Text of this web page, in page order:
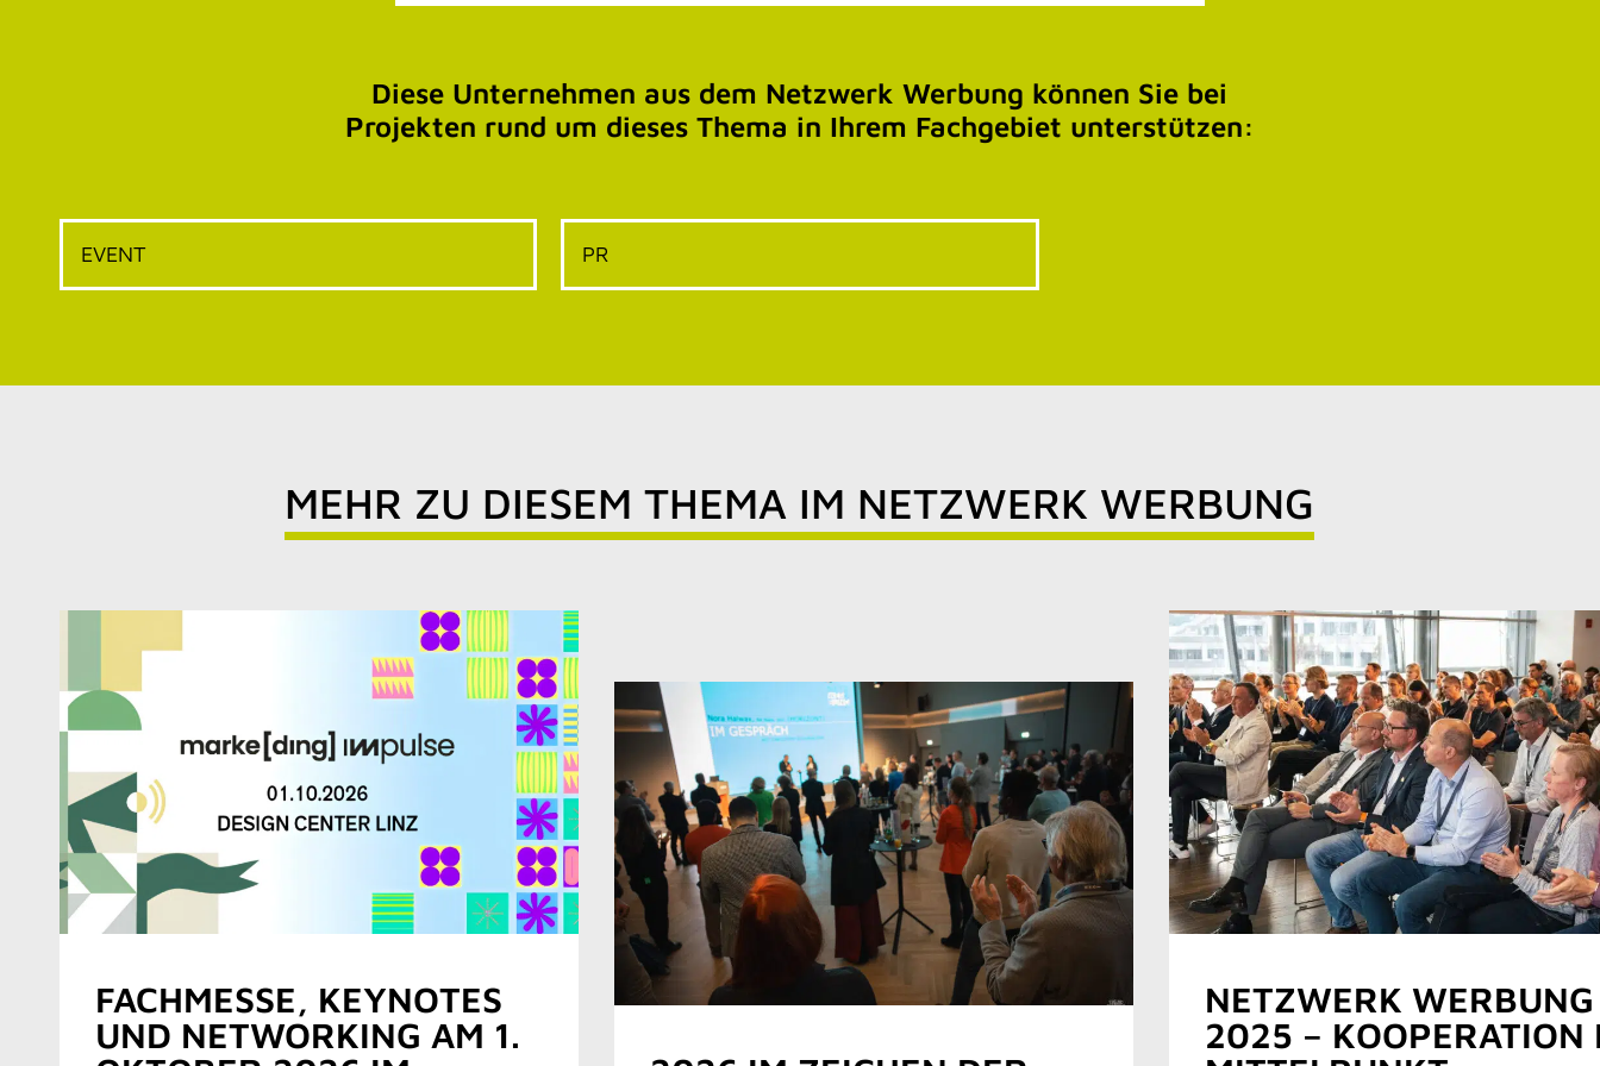
Diese Unternehmen aus dem Netzwerk Werbung können Sie bei
Projekten rund um dieses Thema in Ihrem Fachgebiet unterstützen:
EVENT PR
MEHR ZU DIESEM THEMA IM NETZWERK WERBUNG
FACHMESSE, KEYNOTES
UND NETWORKING AM 1.
NETZWERK WERBUNG
2025 – KOOPERATION